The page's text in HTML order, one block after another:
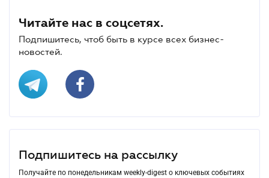
Читайте нас в соцсетях.
Подпишитесь, чтоб быть в курсе всех бизнес-
новостей.
Подпишитесь на рассылку
Получайте по понедельникам weekly-digest о ключевых событиях